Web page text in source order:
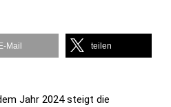
E-Mail teilen
Jahr 2024 steigt die